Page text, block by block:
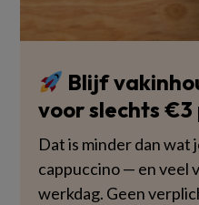
Blijf
voor slechts €3
Dat is minder dan wat
cappuccino — en veel
werkdag. Geen